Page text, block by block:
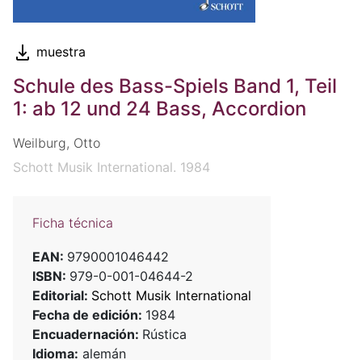
muestra
Schule des Bass-Spiels Band 1, Teil
1: ab 12 und 24 Bass, Accordion
Weilburg, Otto
Schott Musik International. 1984
Ficha técnica
EAN: 9790001046442
ISBN: 979-0-001-04644-2
Editorial: Schott Musik International
Fecha de edición: 1984
Encuadernación: Rústica
Idioma: alemán